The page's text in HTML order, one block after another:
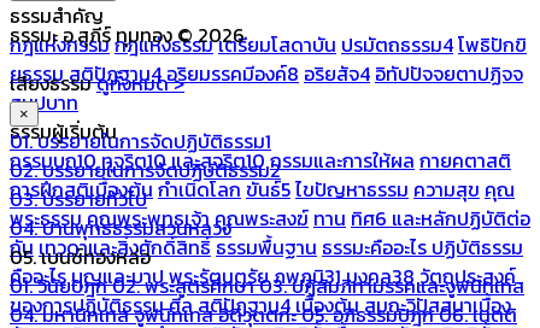
ธรรมสำคัญ
กฎแห่งกรรมกฎแห่งธรรมเตรียมโสดาบัน ปรมัตถธรรม4โพธิปักขิ
ยธรรมสติปัฏฐาน4อริยมรรคมีองค์8 อริยสัจ4 อิทัปปัจจยตาปฏิจจ
สมุปบาท
ธรรมผู้เริ่มต้น
กรรมบถ10 ทุจริต10 และสุจริต10กรรมและการให้ผล กายคตาสติ
การฝึกสติเบื้องต้นกำเนิดโลกขันธ์5ไขปัญหาธรรม ความสุข คุณ
พระธรรมคุณพระพุทธเจ้าคุณพระสงฆ์ ทาน ทิศ6 และหลักปฏิบัติต่อ
กันเทวดาและสิ่งศักดิ์สิทธิ์ธรรมพื้นฐาน ธรรมะคืออะไร ปฏิบัติธรรม
คืออะไรบุญและบาปพระรัตนตรัยภพภูมิ31 มงคล38 วัตถุประสงค์
ของการปฏิบัติธรรมศีลสติปัฏฐาน4 เบื้องต้นสมถะวิปัสสนาเบื้อง
ธรรมะ อ.สุภีร์ ทุมทอง © 2026
เสียงธรรมดูทั้งหมด >
×
01. บรรยายในการจัดปฏิบัติธรรม1
02. บรรยายในการจัดปฏิบัติธรรม2
03. บรรยายทั่วไป
04. บ้านพุทธธรรมสวนหลวง
05. เบนซ์ทองหล่อ
01. วินัยปิฎก02. พระสูตรศึกษา03. ปฏิสัมภิทามรรคและจูฬนิทเทส
04. มหานิทเทส จูฬนิทเทส อิติวุตตกะ05. อภิธรรมปิฎก06. เนตติ